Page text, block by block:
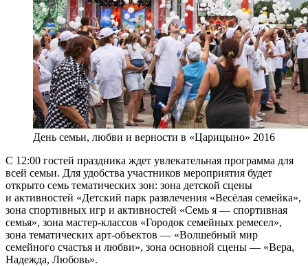
День семьи, любви и верности в «Царицыно» 2016
С 12:00 гостей праздника ждет увлекательная программа для
всей семьи. Для удобства участников мероприятия будет
открыто семь тематических зон: зона детской сцены
и активностей «Детский парк развлечения «Весёлая семейка»,
зона спортивных игр и активностей «Семь я — спортивная
семья», зона мастер-классов «Городок семейных ремесел»,
зона тематических арт-объектов — «Волшебный мир
семейного счастья и любви», зона основной сцены — «Вера,
Надежда, Любовь».